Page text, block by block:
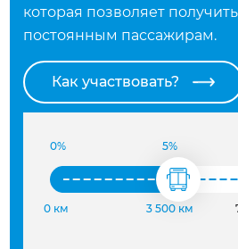
которая позволяет
постоянным пассажирам.
Как участвовать?
0% 5%
0 км 3 500 км